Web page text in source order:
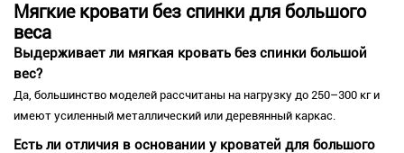
Мягкие кровати без спинки для большого
веса
Выдерживает ли мягкая кровать без спинки большой
вес?
Да, большинство моделей рассчитаны на нагрузку до 250–300 кг и
имеют усиленный металлический или деревянный каркас.
Есть ли отличия в основании у кроватей для большого